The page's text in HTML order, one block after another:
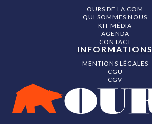
OURS DE LA COM
QUI SOMMES NOUS
KIT MÉDIA
AGENDA
CONTACT
INFORMATIONS
MENTIONS LÉGALES
CGU
CGV